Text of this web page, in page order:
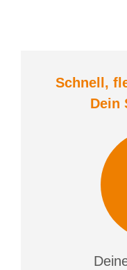
Schnell,
Dein